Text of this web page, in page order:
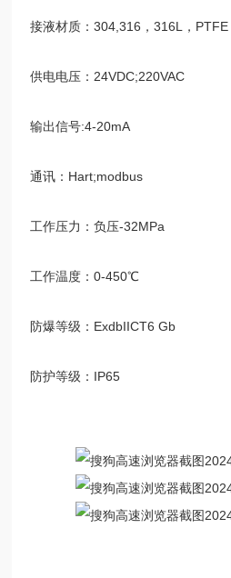
接液材质：304,316，316L，
供电电压：24VDC;220VAC
输出信号:4-20mA
通讯：Hart;modbus
工作压力：负压-32MPa
工作温度：0-450℃
防爆等级：ExdbIICT6 Gb
防护等级：IP65